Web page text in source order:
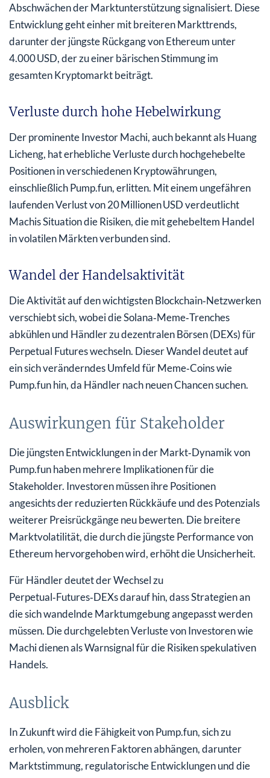
Abschwächen der Marktunterstützung signalisiert. Diese
Entwicklung geht einher mit breiteren Markttrends,
darunter der jüngste Rückgang von Ethereum unter
4.000 USD, der zu einer bärischen Stimmung im
gesamten Kryptomarkt beiträgt.
Verluste durch hohe Hebelwirkung
Der prominente Investor Machi, auch bekannt als Huang
Licheng, hat erhebliche Verluste durch hochgehebelte
Positionen in verschiedenen Kryptowährungen,
einschließlich Pump.fun, erlitten. Mit einem ungefähren
laufenden Verlust von 20 Millionen USD verdeutlicht
Machis Situation die Risiken, die mit gehebeltem Handel
in volatilen Märkten verbunden sind.
Wandel der Handelsaktivität
Die Aktivität auf den wichtigsten Blockchain‑Netzwerken
verschiebt sich, wobei die Solana‑Meme‑Trenches
abkühlen und Händler zu dezentralen Börsen (DEXs) für
Perpetual Futures wechseln. Dieser Wandel deutet auf
ein sich veränderndes Umfeld für Meme‑Coins wie
Pump.fun hin, da Händler nach neuen Chancen suchen.
Auswirkungen für Stakeholder
Die jüngsten Entwicklungen in der Markt‑Dynamik von
Pump.fun haben mehrere Implikationen für die
Stakeholder. Investoren müssen ihre Positionen
angesichts der reduzierten Rückkäufe und des Potenzials
weiterer Preisrückgänge neu bewerten. Die breitere
Marktvolatilität, die durch die jüngste Performance von
Ethereum hervorgehoben wird, erhöht die Unsicherheit.
Für Händler deutet der Wechsel zu
Perpetual‑Futures‑DEXs darauf hin, dass Strategien an
die sich wandelnde Marktumgebung angepasst werden
müssen. Die durchgelebten Verluste von Investoren wie
Machi dienen als Warnsignal für die Risiken spekulativen
Handels.
Ausblick
In Zukunft wird die Fähigkeit von Pump.fun, sich zu
erholen, von mehreren Faktoren abhängen, darunter
Marktstimmung, regulatorische Entwicklungen und die